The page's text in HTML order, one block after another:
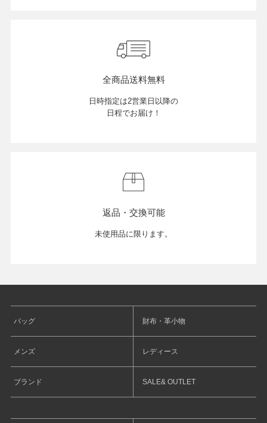
FOLLOW US
全商品送料無料
日時指定は2営業日以降の
日程でお届け！
返品・交換可能
未使用品に限ります。
バッグ 財布・革小物
メンズ レディース
ブランド SALE& OUTLET